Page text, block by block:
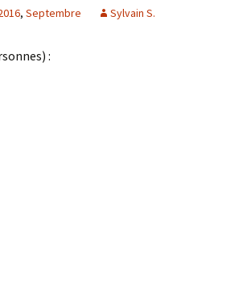
, Septembre Sylvain S.
: